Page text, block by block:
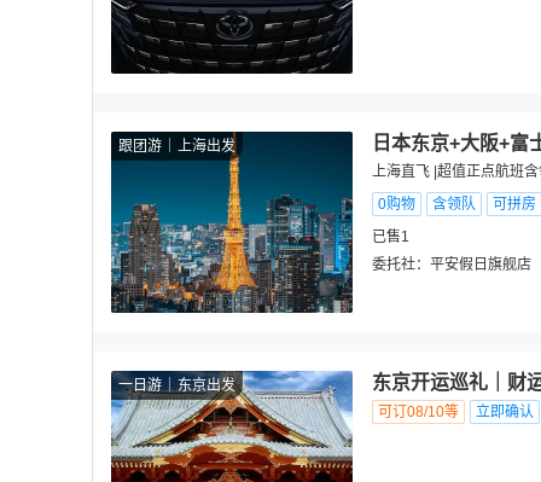
跟团游 上海出发 日本东京+大阪+富
上海直飞 |超值正点航班
0购物
含领队
可拼房
已售1
委托社： 平安假日旗舰店
一日游 东京出发 东京开运巡礼｜财
可订08/10等 立即确认